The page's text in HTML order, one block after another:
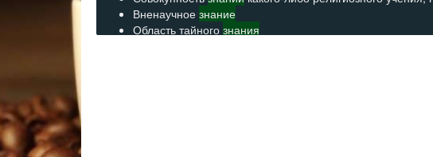
Вненаучное знание
Область тайного знания